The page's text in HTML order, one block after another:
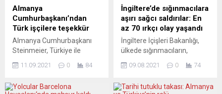
seçimlerinin neyi
değiştireceği” sorusu
çerçevesinde yürütülecek
olan panelde, sadece
Türkiye için...
takımda toplam 9 maçta
(3’ü ilk 11’de) forma...
Almanya
Cumhurbaşkanı’ndan
Türk işçilere teşekkür
Almanya Cumhurbaşkanı
Steinmeier, Türkiye ile
anlaşmasının 60’ıncı
konuşmada ülkeye gelen
11.09.2021 0 84
İngiltere’de sığınmacılara
aşırı sağcı saldırılar: En
az 70 ırkçı olay yaşandı
İngiltere İçişleri Bakanlığı,
ülkede sığınmacıların,
otellerde aşırı sağcılar
en az 70 ırkçı olaya maruz
09.08.2021 0 74